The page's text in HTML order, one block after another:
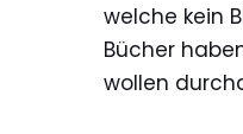
welche kein
Bücher
wollen